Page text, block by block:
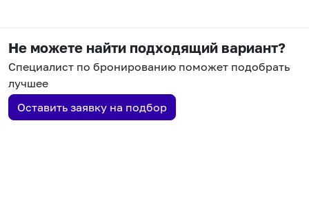
Не можете найти подходящий вариант?
Специалист по бронированию поможет подобрать
лучшее
Оставить заявку на подбор